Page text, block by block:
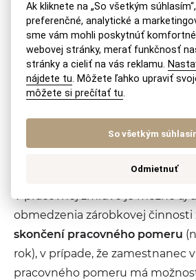
zamestnávateľa. Podmienkou
zárobkovú činnosť, ktorá má k
zamestnávateľa konkurenčný
ak by len mohla mať
V tejto súvislosti upozorňujeme,
3 sa súhlas zamestnávateľa
vedeckej, pedagogickej,
V pracovnej zmluve je možné aj
obmedzenia zárobkovej činnosti
skončení pracovného pomeru
rok), v prípade, že zamestnanec
pracovného pomeru má
Ak kliknete na „So všetkým
preferenčné, analytické a
sme vám mohli poskytnúť
webovej stránky, merať funkčnosť
stránky a cieliť na vás reklamu.
nájdete tu. Môžete ľahko upraviť
môžete si prečítať tu.
So všetkým
Odmietnuť